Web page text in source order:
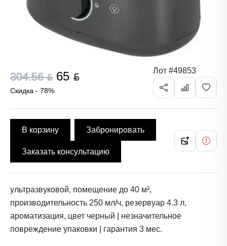
304.56 ƃ 65 ƃ
Скидка - 78%
Лот #49853
В корзину Забронировать
Заказать консультацию
ультразвуковой, помещение до 40 м²,
производительность 250 мл/ч, резервуар 4.3 л,
ароматизация, цвет черный | незначительное
повреждение упаковки | гарантия 3 мес.